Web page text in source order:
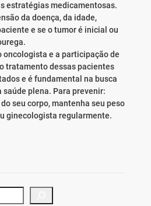
estratégias medicamentosas.
da doença, da idade,
e se o tumor é inicial ou
oncologista e a participação de
tratamento dessas pacientes
e é fundamental na busca
saúde plena. Para prevenir:
seu corpo, mantenha seu peso
ginecologista regularmente.